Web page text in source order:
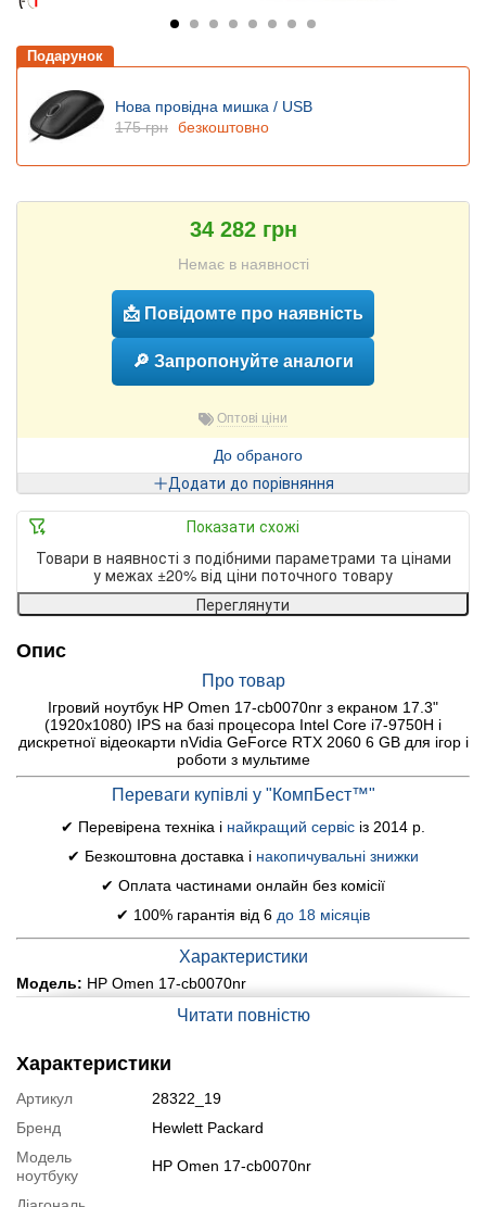
Подарунок
Нова провідна мишка / USB
175 грн безкоштовно
34 282 грн
Немає в наявності
📩 Повідомте про наявність
🔎 Запропонуйте аналоги
Оптові ціни
До обраного
Додати до порівняння
Показати схожі
Товари в наявності з подібними параметрами та цінами
у межах ±20% від ціни поточного товару
Переглянути
Опис
Про товар
Ігровий ноутбук HP Omen 17-cb0070nr з екраном 17.3"
(1920x1080) IPS на базі процесора Intel Core i7-9750H і
дискретної відеокарти nVidia GeForce RTX 2060 6 GB для ігор і
роботи з мультиме
Переваги купівлі у "КомпБест™"
✔ Перевірена техніка і найкращий сервіс із 2014 р.
✔ Безкоштовна доставка і накопичувальні знижки
✔ Оплата частинами онлайн без комісії
✔ 100% гарантія від 6 до 18 місяців
Характеристики
Модель: HP Omen 17-cb0070nr
Дисплей (діагональ, роздільна здатність, тип
17.3" (1920x1080) IPS
GHz), 12 MB Smart Cache
Оперативна пам'ять:16 GB DDR4 2666 MHz
192-bit
Веб-камера:
Читати повністю
Характеристики
Артикул
28322_19
Бренд
Hewlett Packard
Модель
ноутбуку
HP Omen 17-cb0070nr